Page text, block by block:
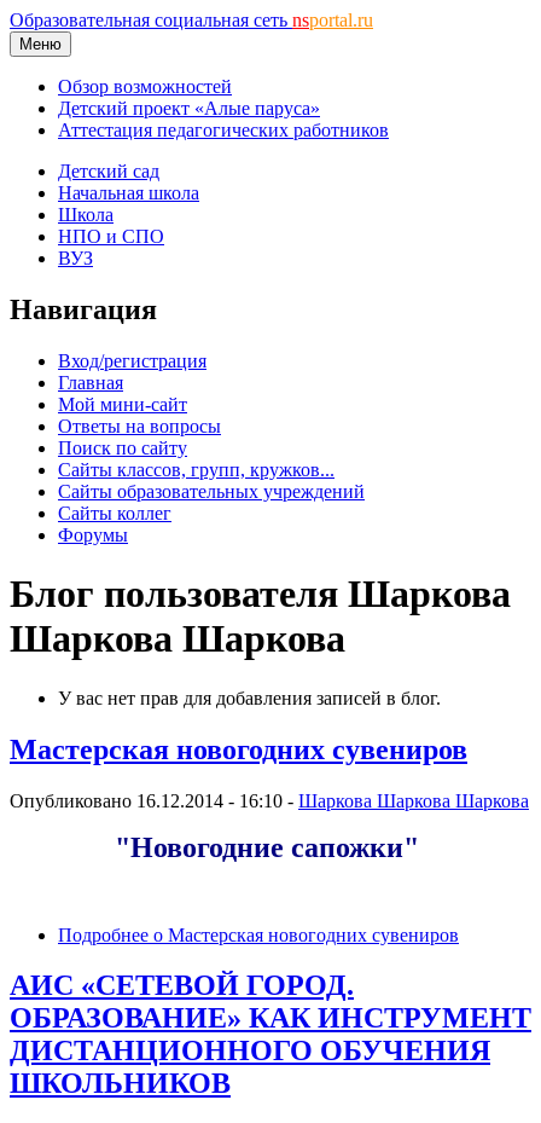
Образовательная социальная сеть nsportal.ru
Меню
Обзор возможностей
Детский проект «Алые паруса»
Аттестация педагогических работников
Детский сад
Начальная школа
Школа
НПО и СПО
ВУЗ
Навигация
Вход/регистрация
Главная
Мой мини-сайт
Ответы на вопросы
Поиск по сайту
Сайты классов, групп, кружков...
Сайты образовательных учреждений
Сайты коллег
Форумы
Блог пользователя Шаркова
Шаркова Шаркова
У вас нет прав для добавления записей в блог.
Мастерская новогодних сувениров
Опубликовано 16.12.2014 - 16:10 - Шаркова Шаркова Шаркова
"Новогодние сапожки"
Подробнее о Мастерская новогодних сувениров
АИС «СЕТЕВОЙ ГОРОД.
ОБРАЗОВАНИЕ» КАК ИНСТРУМЕНТ
ДИСТАНЦИОННОГО ОБУЧЕНИЯ
ШКОЛЬНИКОВ